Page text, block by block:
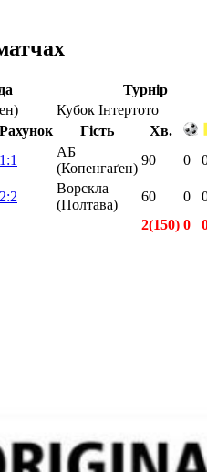
Турнір
Кубок Інтертото
Рахунок Гість
Хв.
1:1
АБ
(Копенгаґен)
90 0
2:2
Ворскла
(Полтава)
60 0
2(150) 0